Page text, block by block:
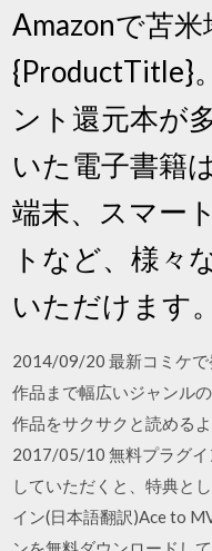
Amazonで苫米
{ProductTitle}
ント還元本が
いた電子書籍
端末、スマー
トなど、様々
いただけます。
2014/09/20 最新コミケで
作品まで幅広いジャンル
作品をサクサクと読める
2017/05/10 無料プラグイ
していただくと、特典と
イン(日本語翻訳)Ace to